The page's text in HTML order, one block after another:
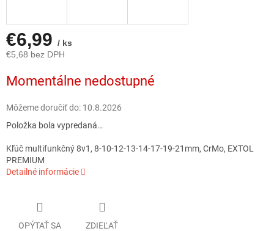
€6,99 / ks
€5,68 bez DPH
cena:
Momentálne nedostupné
Môžeme doručiť do: 10.8.2026
Položka bola vypredaná…
Kľúč multifunkčný 8v1, 8-10-12-13-14-17-19-21mm, CrMo, EXTOL
PREMIUM
Detailné informácie
OPÝTAŤ SA ZDIEĽAŤ